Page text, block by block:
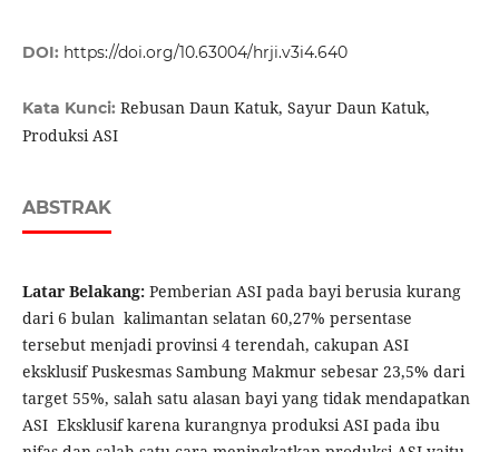
DOI: https://doi.org/10.63004/hrji.v3i4.640
Kata Kunci: Rebusan Daun Katuk, Sayur Daun Katuk,
Produksi ASI
ABSTRAK
Latar Belakang: Pemberian ASI pada bayi berusia kurang
dari 6 bulan kalimantan selatan 60,27% persentase
tersebut menjadi provinsi 4 terendah, cakupan ASI
eksklusif Puskesmas Sambung Makmur sebesar 23,5% dari
target 55%, salah satu alasan bayi yang tidak mendapatkan
ASI Eksklusif karena kurangnya produksi ASI pada ibu